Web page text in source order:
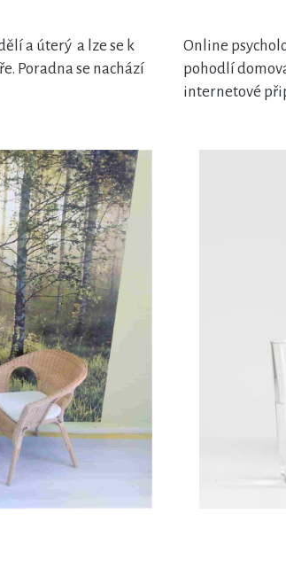
a úterý a lze se k
Poradna se nachází
Online
pohodlí
internetové